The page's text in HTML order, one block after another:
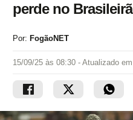
perde no
Por: FogãoNET
15/09/25 às 08:30 - Atualizado em